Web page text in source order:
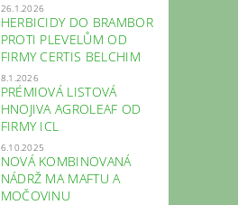
26.1.2026
HERBICIDY DO BRAMBOR
PROTI PLEVELŮM OD
FIRMY CERTIS BELCHIM
8.1.2026
PRÉMIOVÁ LISTOVÁ
HNOJIVA AGROLEAF OD
FIRMY ICL
6.10.2025
NOVÁ KOMBINOVANÁ
NÁDRŽ MA MAFTU A
MOČOVINU